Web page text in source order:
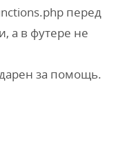
перед
а в футере не
за помощь.